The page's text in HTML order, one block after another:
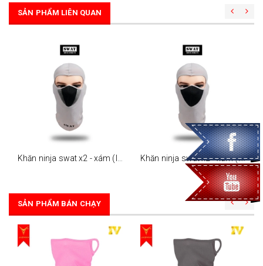
SẢN PHẨM LIÊN QUAN
Khăn ninja swat x2 - xám (lưới đen)
SẢN PHẨM BÁN CHẠY